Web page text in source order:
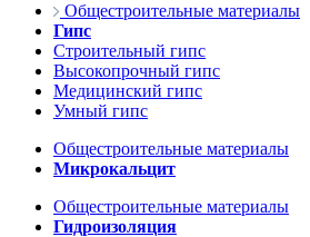
Общестроительные материалы
Гипс
Строительный гипс
Высокопрочный гипс
Медицинский гипс
Умный гипс
Общестроительные материалы
Микрокальцит
Общестроительные материалы
Гидроизоляция